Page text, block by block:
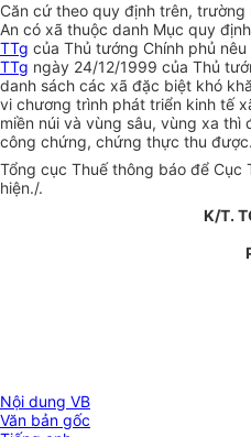
Căn cứ theo quy định trên,
An có xã thuộc danh Mục quy
TTg của Thủ tướng Chính phủ
TTg ngày 24/12/1999 của Thủ
danh sách các xã đặc biệt khó
vi chương trình phát triển kinh tế
miền núi và vùng sâu, vùng xa thì
công chứng, chứng thực thu được.
Tổng cục Thuế thông báo để Cục
hiện./.
K/T.
Nội dung VB
Văn bản gốc